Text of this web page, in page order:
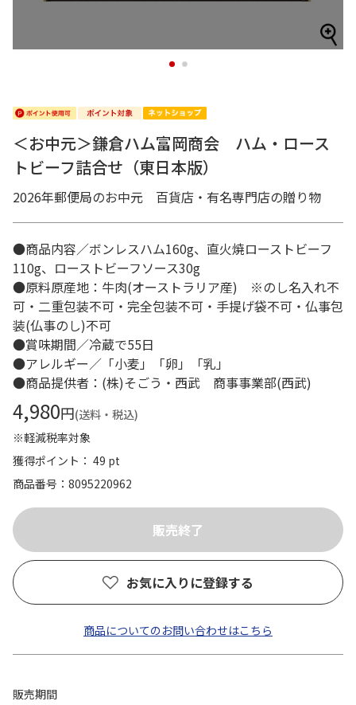
1 2
＜お中元＞鎌倉ハム富岡商会 ハム・ロース
トビーフ詰合せ（東日本版）
2026年郵便局のお中元 百貨店・有名専門店の贈り物
●商品内容／ボンレスハム160g、直火焼ローストビーフ
110g、ローストビーフソース30g
●原料原産地：牛肉(オーストラリア産) ※のし名入れ不
可・二重包装不可・完全包装不可・手提げ袋不可・仏事包
装(仏事のし)不可
●賞味期間／冷蔵で55日
●アレルギー／「小麦」「卵」「乳」
●商品提供者：(株)そごう・西武 商事事業部(西武)
4,980円(送料・税込)
※軽減税率対象
獲得ポイント： 49 pt
商品番号
8095220962
お気に入りに登録する
商品についてのお問い合わせはこちら
販売期間